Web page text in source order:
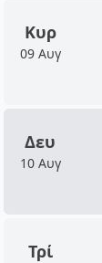
Κυρ
09 Αυγ
Δευ
10 Αυγ
Τρί